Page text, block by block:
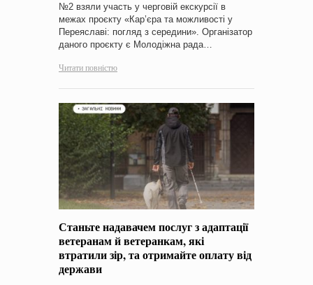
№2 взяли участь у черговій екскурсії в
межах проєкту «Кар’єра та можливості у
Переяславі: погляд з середини». Організатор
даного проєкту є Молодіжна рада…
Читати повністю
Станьте надавачем послуг з адаптації
ветеранам й ветеранкам, які
втратили зір, та отримайте оплату від
держави